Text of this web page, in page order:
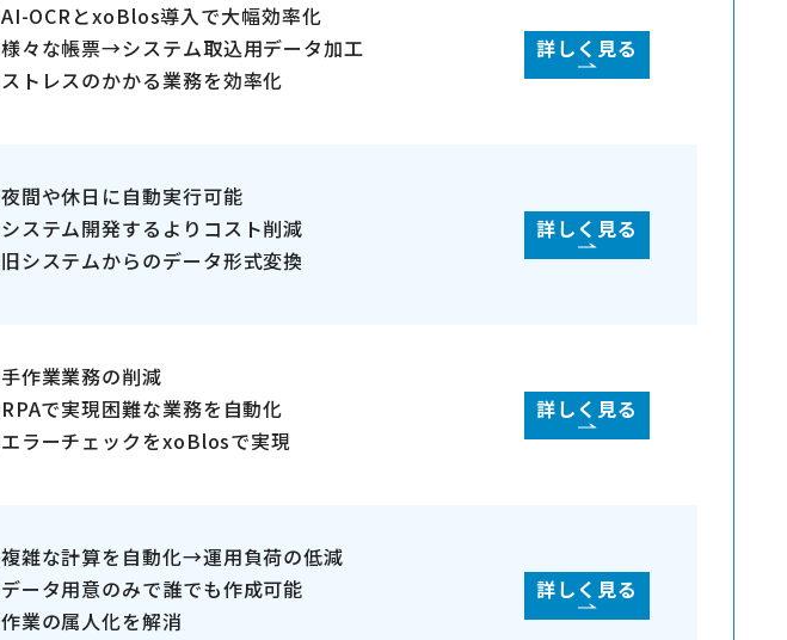
AI-OCRとxoBlos導入で大幅効率化
様々な帳票→システム取込用データ加工
ストレスのかかる業務を効率化
詳しく見る
夜間や休日に自動実行可能
システム開発するよりコスト削減
旧システムからのデータ形式変換
詳しく見る
手作業業務の削減
RPAで実現困難な業務を自動化
エラーチェックをxoBlosで実現
詳しく見る
複雑な計算を自動化→運用負荷の低減
データ用意のみで誰でも作成可能
作業の属人化を解消
詳しく見る